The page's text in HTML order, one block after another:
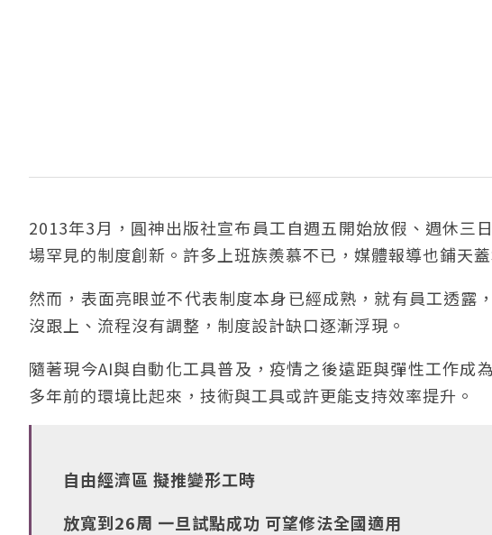
2013年3月，圓神出版社宣布員工自週五開始放假、週休三
場罕見的制度創新。許多上班族羨慕不已，媒體報導也鋪天蓋
然而，表面亮眼並不代表制度本身已經成熟，就有員工透露
沒跟上、流程沒有調整，制度設計缺口逐漸浮現。
隨著現今AI與自動化工具普及，疫情之後遠距與彈性工作成
多年前的環境比起來，技術與工具或許更能支持效率提升。
自由經濟區 擬推變形工時
放寬到26周 一旦試點成功 可望修法全國適用